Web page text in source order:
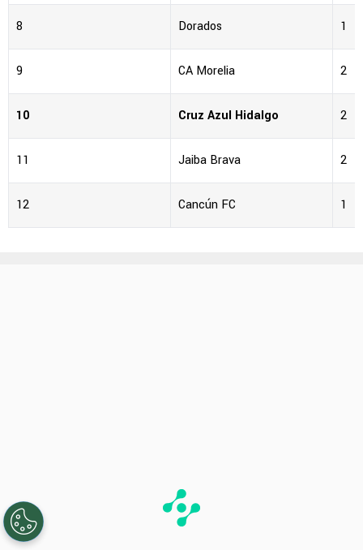
8 Dorados 1
9 CA Morelia 2
10 Cruz Azul Hidalgo 2
11 Jaiba Brava 2
12 Cancún FC 1